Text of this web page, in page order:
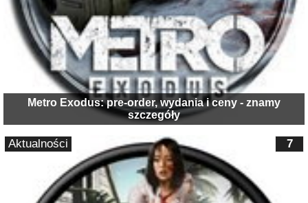
Metro Exodus: pre-order, wydania i ceny - znamy
szczegóły
7
Aktualności